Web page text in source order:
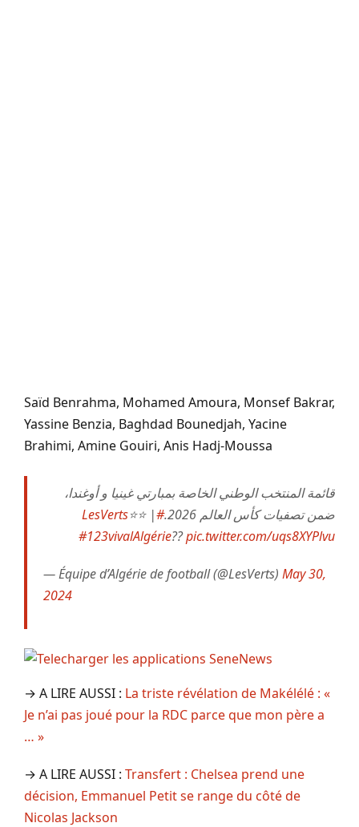
Saïd Benrahma, Mohamed Amoura, Monsef Bakrar,
Yassine Benzia, Baghdad Bounedjah, Yacine
Brahimi, Amine Gouiri, Anis Hadj-Moussa
قائمة المنتخب الوطني الخاصة بمبارتي غينيا و أوغندا،
ضمن تصفيات كأس العالم 2026.
#LesVerts
⭐⭐ |
#123vivalAlgérie??pic.twitter.com/uqs8XYPlvu
— Équipe d’Algérie de football (@LesVerts) May 30,
2024
→ A LIRE AUSSI : La triste révélation de Makélélé : «
Je n’ai pas joué pour la RDC parce que mon père a
… »
→ A LIRE AUSSI : Transfert : Chelsea prend une
décision, Emmanuel Petit se range du côté de
Nicolas Jackson